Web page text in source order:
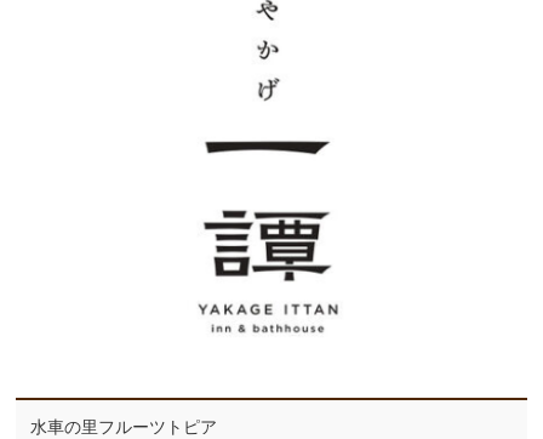
水車の里フルーツトピア